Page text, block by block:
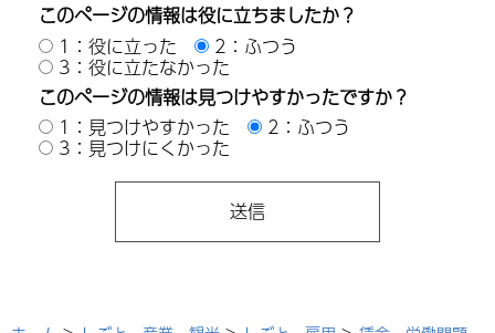
このページの情報は役に立ちましたか？
1：役に立った
2：ふつう
3：役に立たなかった
このページの情報は見つけやすかったですか？
1：見つけやすかった
2：ふつう
3：見つけにくかった